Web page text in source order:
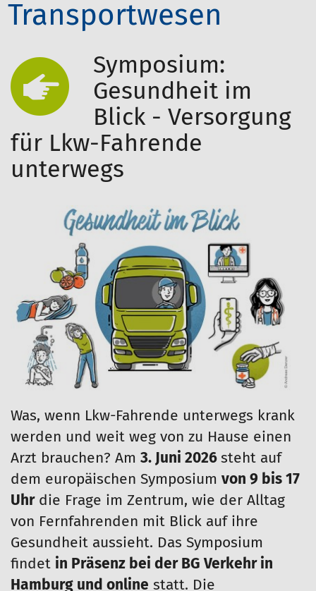
Transportwesen
Symposium:
Gesundheit im
Blick - Versorgung
für Lkw-Fahrende
unterwegs
Was, wenn Lkw-Fahrende unterwegs krank
werden und weit weg von zu Hause einen
Arzt brauchen? Am 3. Juni 2026 steht auf
dem europäischen Symposium von 9 bis 17
Uhrdie Frage im Zentrum, wie der Alltag
von Fernfahrenden mit Blick auf ihre
Gesundheit aussieht. Das Symposium
findet in Präsenz bei der BG Verkehr in
Hamburg und online statt. Die